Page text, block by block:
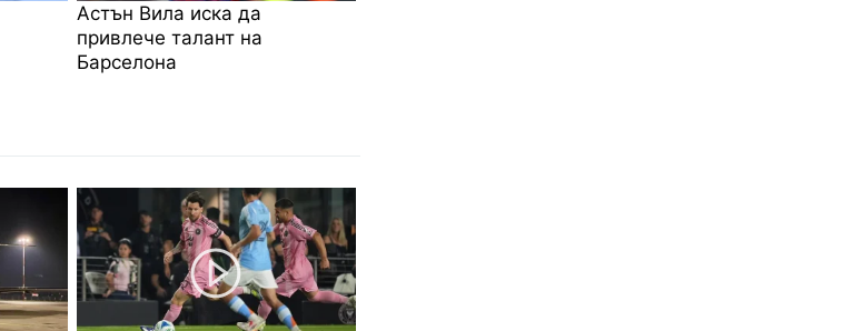
Астън Вила иска да
привлече талант на
Барселона